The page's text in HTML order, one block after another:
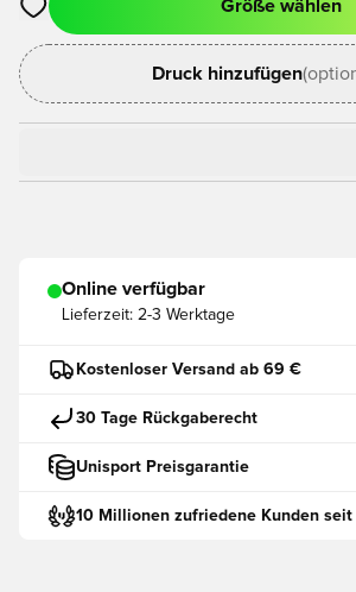
Öffnet ein neues Fenster zum
Größe wählen
Druck hinzufügen
Online verfügbar
Lieferzeit: 2-3 Werktage
Kostenloser Versand ab 69 €
30 Tage Rückgaberecht
Unisport Preisgarantie
10 Millionen zufriedene Kunden seit